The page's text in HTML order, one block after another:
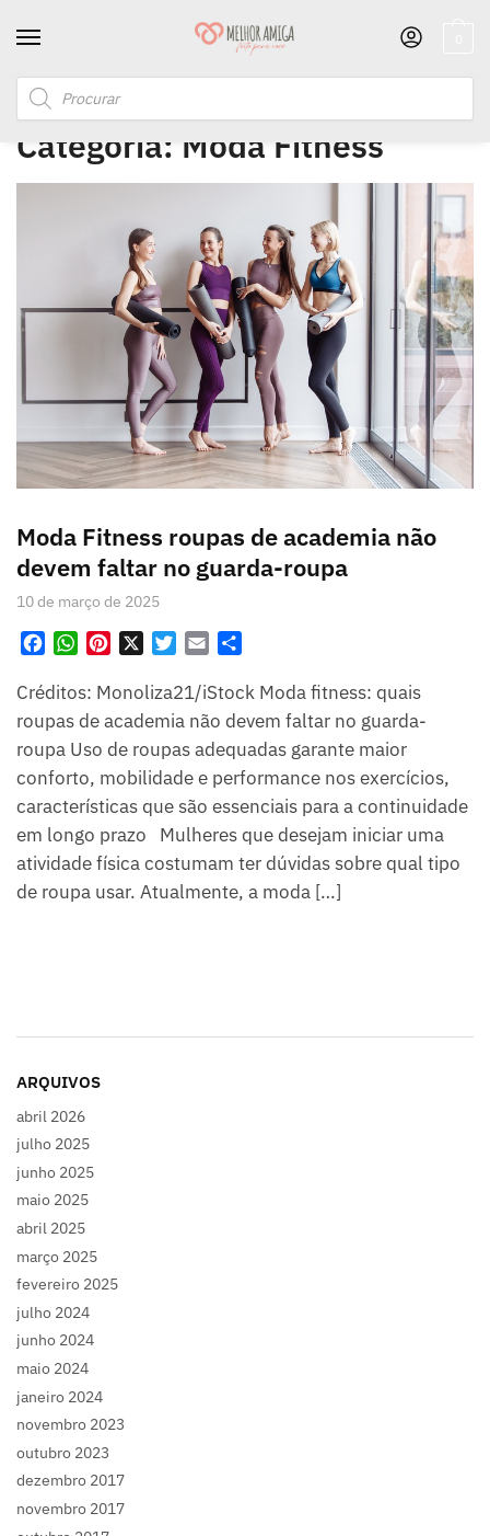
Início Moda Fitness
Categoria: Moda Fitness
Moda Fitness roupas de academia não
devem faltar no guarda-roupa
10 de março de 2025
c
e
o
o
k
W
a
t
s
A
p
p
n
t
e
r
e
s
t
i
t
e
r
a
i
l
a
r
Créditos: Monoliza21/iStock Moda fitness: quais
roupas de academia não devem faltar no guarda-
roupa Uso de roupas adequadas garante maior
conforto, mobilidade e performance nos exercícios,
características que são essenciais para a continuidade
em longo prazo Mulheres que desejam iniciar uma
atividade física costumam ter dúvidas sobre qual tipo
de roupa usar. Atualmente, a moda […]
ARQUIVOS
abril 2026
julho 2025
junho 2025
maio 2025
abril 2025
março 2025
fevereiro 2025
julho 2024
junho 2024
maio 2024
janeiro 2024
novembro 2023
outubro 2023
dezembro 2017
novembro 2017